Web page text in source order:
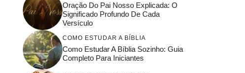
Oração Do Pai Nosso Explicada: O
Significado Profundo De Cada
Versículo
COMO ESTUDAR A BÍBLIA
Como Estudar A Bíblia Sozinho: Guia
Completo Para Iniciantes